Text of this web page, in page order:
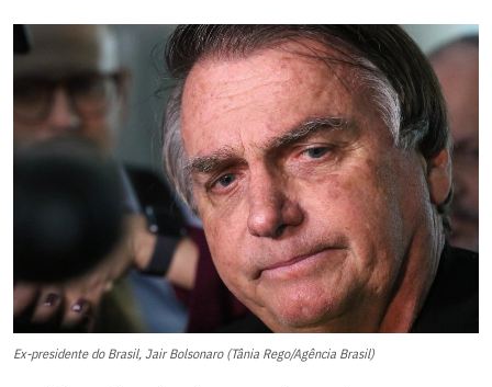
Ex-presidente do Brasil, Jair Bolsonaro (Tânia Rego/Agência Brasil)